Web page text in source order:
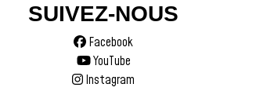
SUIVEZ-NOUS
Facebook
YouTube
Instagram